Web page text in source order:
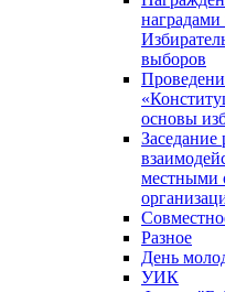
наградами
выборов
основы
местными
Разное
День
УИК